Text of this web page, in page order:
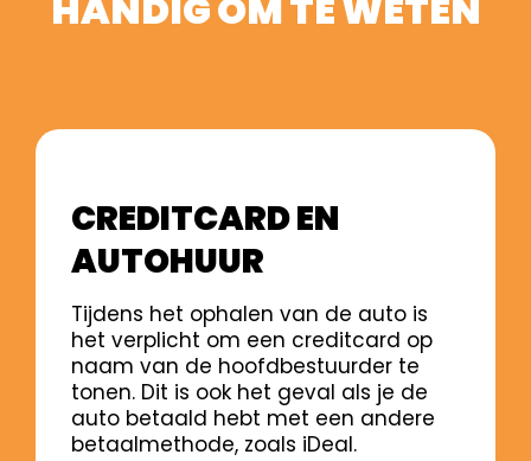
CREDITCARD EN
AUTOHUUR
Tijdens het ophalen van de auto is
het verplicht om een creditcard op
naam van de hoofdbestuurder te
tonen. Dit is ook het geval als je de
auto betaald hebt met een andere
betaalmethode, zoals iDeal.